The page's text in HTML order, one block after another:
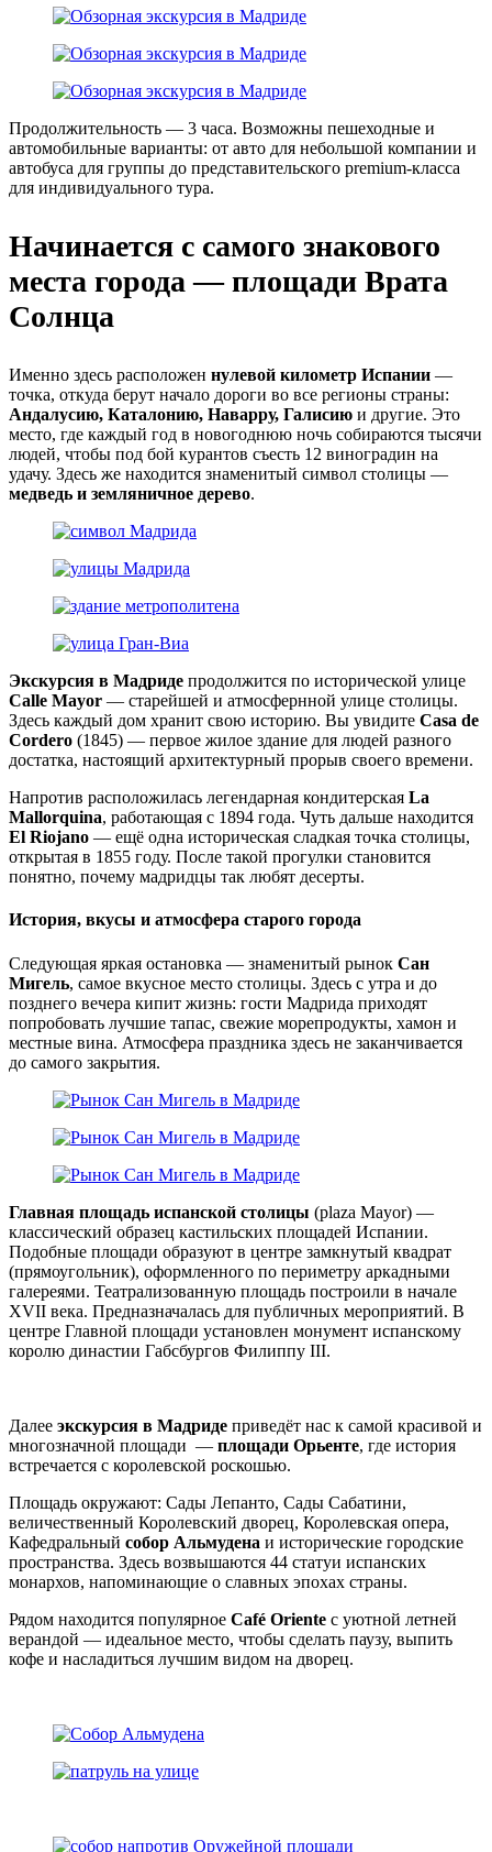
Продолжительность — 3 часа. Возможны пешеходные и
автомобильные варианты: от авто для небольшой компании и
автобуса для группы до представительского premium-класса
для индивидуального тура.
Начинается с самого знакового
места города — площади Врата
Солнца
Именно здесь расположен нулевой километр Испании —
точка, откуда берут начало дороги во все регионы страны:
Андалусию, Каталонию, Наварру, Галисию и другие. Это
место, где каждый год в новогоднюю ночь собираются тысячи
людей, чтобы под бой курантов съесть 12 виноградин на
удачу. Здесь же находится знаменитый символ столицы —
медведь и земляничное дерево.
Экскурсия в Мадриде продолжится по исторической улице
Calle Mayor — старейшей и атмосфернной улице столицы.
Здесь каждый дом хранит свою историю. Вы увидите Casa de
Cordero (1845) — первое жилое здание для людей разного
достатка, настоящий архитектурный прорыв своего времени.
Напротив расположилась легендарная кондитерская La
Mallorquina, работающая с 1894 года. Чуть дальше находится
El Riojano — ещё одна историческая сладкая точка столицы,
открытая в 1855 году. После такой прогулки становится
понятно, почему мадридцы так любят десерты.
История, вкусы и атмосфера старого города
Следующая яркая остановка — знаменитый рынок Сан
Мигель, самое вкусное место столицы. Здесь с утра и до
позднего вечера кипит жизнь: гости Мадрида приходят
попробовать лучшие тапас, свежие морепродукты, хамон и
местные вина. Атмосфера праздника здесь не заканчивается
до самого закрытия.
Главная площадь испанской столицы (plaza Mayor) —
классический образец кастильских площадей Испании.
Подобные площади образуют в центре замкнутый квадрат
(прямоугольник), оформленного по периметру аркадными
галереями. Театрализованную площадь построили в начале
XVII века. Предназначалась для публичных мероприятий. В
центре Главной площади установлен монумент испанскому
королю династии Габсбургов Филиппу III.
Далее экскурсия в Мадриде приведёт нас к самой красивой и
многозначной площади — площади Орьенте, где история
встречается с королевской роскошью.
Площадь окружают: Сады Лепанто, Сады Сабатини,
величественный Королевский дворец, Королевская опера,
Кафедральный собор Альмудена и исторические городские
пространства. Здесь возвышаются 44 статуи испанских
монархов, напоминающие о славных эпохах страны.
Рядом находится популярное Café Oriente с уютной летней
верандой — идеальное место, чтобы сделать паузу, выпить
кофе и насладиться лучшим видом на дворец.